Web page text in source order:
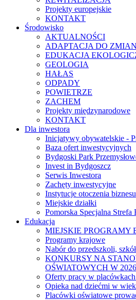
Projekty europejskie
KONTAKT
Środowisko
AKTUALNOŚCI
ADAPTACJA DO
EDUKACJA
GEOLOGIA
HAŁAS
ODPADY
POWIETRZE
ZACHEM
Projekty międzynarodowe
KONTAKT
Dla inwestora
Inicjatywy obywatelskie -
Baza ofert inwestycyjnych
Bydgoski Park
Invest in Bydgoszcz
Serwis Inwestora
Zachęty inwestycyjne
Instytucje otoczenia biznesu
Miejskie działki
Pomorska Specjalna Strefa
Edukacja
MIEJSKIE PROGRAMY
Programy krajowe
Nabór do przedszkoli,
KONKURSY NA
OŚWIATOWYCH W
Oferty pracy w
Opieka nad dziećmi w
Placówki oświatowe